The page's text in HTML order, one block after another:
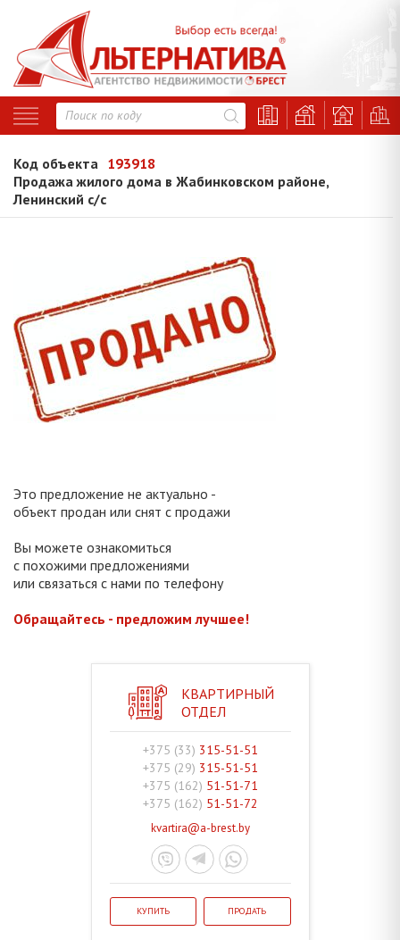
Код объекта 193918
Продажа жилого дома в Жабинковском районе,
Ленинский с/с
Это предложение не актуально -
объект продан или снят с продажи
Вы можете ознакомиться
с похожими предложениями
или связаться с нами по телефону
Обращайтесь - предложим лучшее!
КВАРТИРНЫЙ
ОТДЕЛ
+375 (33) 315-51-51
+375 (29) 315-51-51
+375 (162) 51-51-71
+375 (162) 51-51-72
kvartira@a-brest.by
КУПИТЬ ПРОДАТЬ